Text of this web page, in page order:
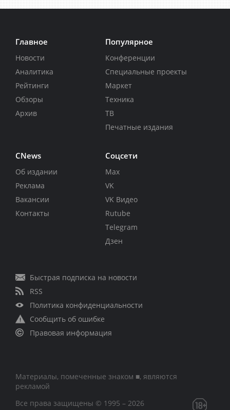
Главное
Новости
Аналитика
Рейтинги
Обзоры
Архив
Популярное
Конференции
Специальные проекты
Маркет
Техника
ТВ
Печатные издания
CNews
Об издании
Реклама
Вакансии
Контакты
Соцсети
Max
VK
VK Видео
Rutube
Telegram
Дзен
Быстрая подписка на новости
RSS
Политика конфиденциальности
Сообщить об ошибке
Правовая информация
Материалы, помеченные знаком ■, являются
рекламой
Все права защищены © 1995 – 2026